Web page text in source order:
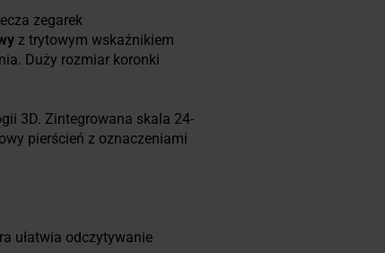
zegarek
z trytowym wskaźnikiem
Duży rozmiar koronki
3D. Zintegrowana skala 24-
pierścień z oznaczeniami
ułatwia odczytywanie